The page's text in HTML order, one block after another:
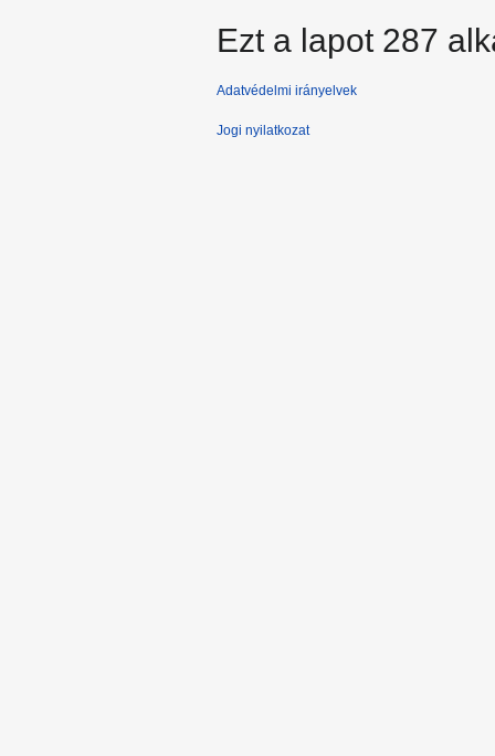
Ezt a lapot 287
Adatvédelmi irányelvek
Jogi nyilatkozat